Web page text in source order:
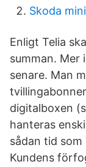
Skoda
Enligt Telia
summan.
senare. Man
digitalboxen
hanteras
sådan tid
Kundens